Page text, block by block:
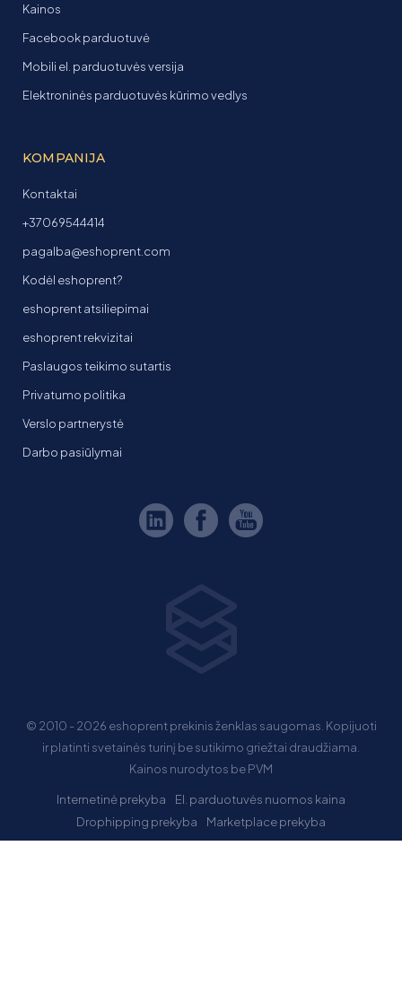
Kainos
Facebook parduotuvė
Mobili el. parduotuvės versija
Elektroninės parduotuvės kūrimo vedlys
KOMPANIJA
Kontaktai
+37069544414
pagalba@eshoprent.com
Kodėl eshoprent?
eshoprent atsiliepimai
eshoprent rekvizitai
Paslaugos teikimo sutartis
Privatumo politika
Verslo partnerystė
Darbo pasiūlymai
© 2010 - 2026 eshoprent prekinis ženklas saugomas. Kopijuoti
ir platinti svetainės turinį be sutikimo griežtai draudžiama.
Kainos nurodytos be PVM
Internetinė prekyba
El. parduotuvės nuomos kaina
Drophipping prekyba
Marketplace prekyba